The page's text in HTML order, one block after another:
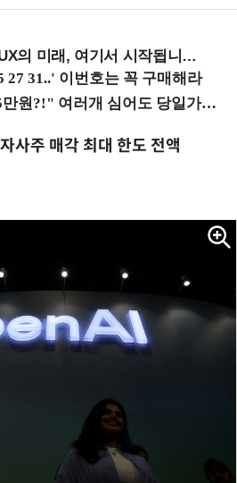
, 여기서 시작됩니다! (9/2 강남역)
사주 매각 최대 한도 전액